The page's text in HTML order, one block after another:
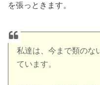
を張っときます。
私達は、今まで類のな
ています。